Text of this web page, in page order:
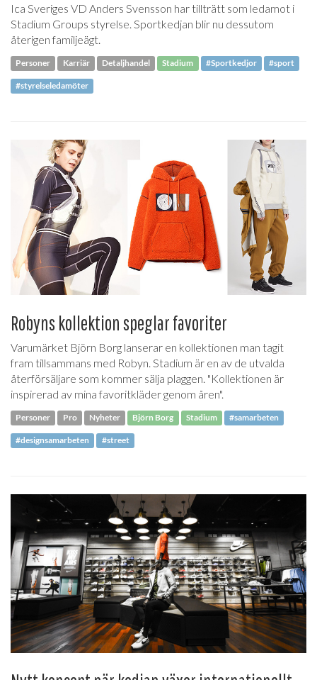
Ica Sveriges VD Anders Svensson har tillträtt som ledamot i
Stadium Groups styrelse. Sportkedjan blir nu dessutom
återigen familjeägt.
Personer Karriär Detaljhandel Stadium #Sportkedjor #sport
#styrelseledamöter
Robyns kollektion speglar favoriter
Varumärket Björn Borg lanserar en kollektionen man tagit
fram tillsammans med Robyn. Stadium är en av de utvalda
återförsäljare som kommer sälja plaggen. "Kollektionen är
inspirerad av mina favoritkläder genom åren".
Personer Pro Nyheter Björn Borg Stadium #samarbeten
#designsamarbeten #street